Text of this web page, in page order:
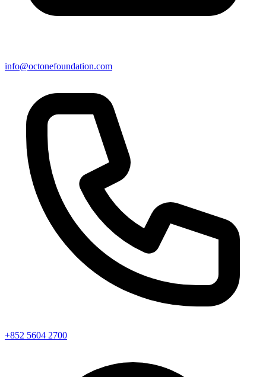
info@octonefoundation.com
+852 5604 2700